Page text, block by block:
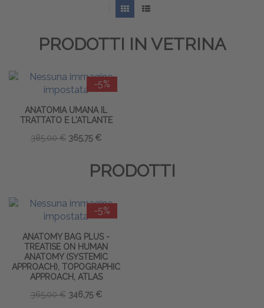
PRODOTTI IN VETRINA
-5%
ANATOMIA UMANA IL
TRATTATO E L'ATLANTE
385,00 € 365,75 €
PRODOTTI
-5%
ANATOMY BAG PLUS -
TREATISE ON HUMAN
ANATOMY (SYSTEMIC
APPROACH), TOPOGRAPHIC
APPROACH, ATLAS
365,00 € 346,75 €